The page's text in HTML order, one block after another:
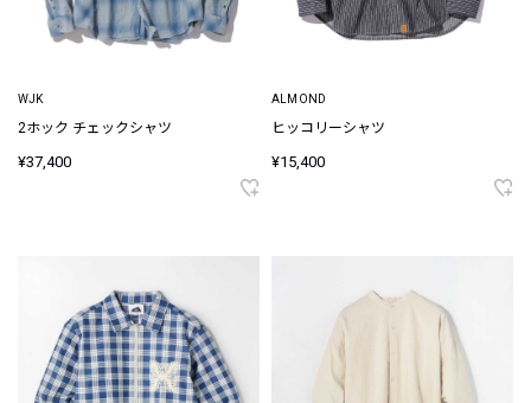
WJK
2ホック チェックシャツ
¥37,400
ALMOND
ヒッコリーシャツ
¥15,400